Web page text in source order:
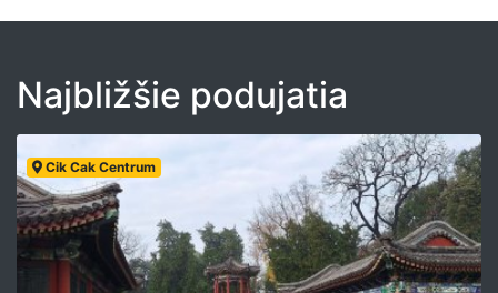
Najbližšie podujatia
Cik Cak Centrum